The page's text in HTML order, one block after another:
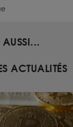
ACTUALITÉS